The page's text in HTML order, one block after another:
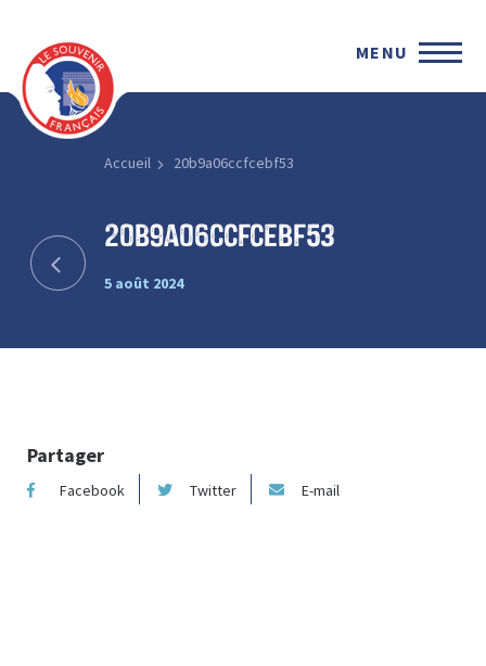
MENU
Accueil 20b9a06ccfcebf53
20b9a06ccfcebf53
5 août 2024
Partager
Facebook Twitter E-mail